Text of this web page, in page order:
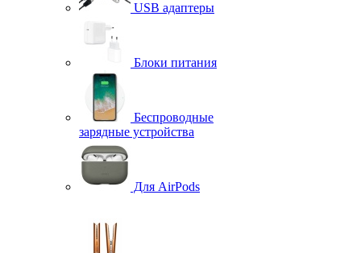
USB адаптеры
Блоки питания
Беспроводные
зарядные устройства
Для AirPods